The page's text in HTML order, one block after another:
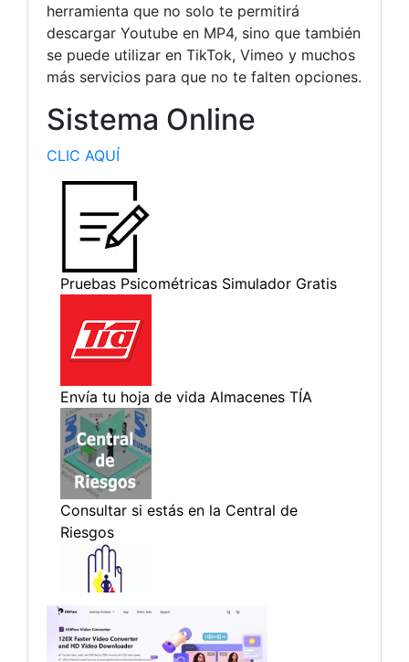
herramienta que no solo te permitirá
descargar Youtube en MP4, sino que también
se puede utilizar en TikTok, Vimeo y muchos
más servicios para que no te falten opciones.
Sistema Online
CLIC AQUÍ